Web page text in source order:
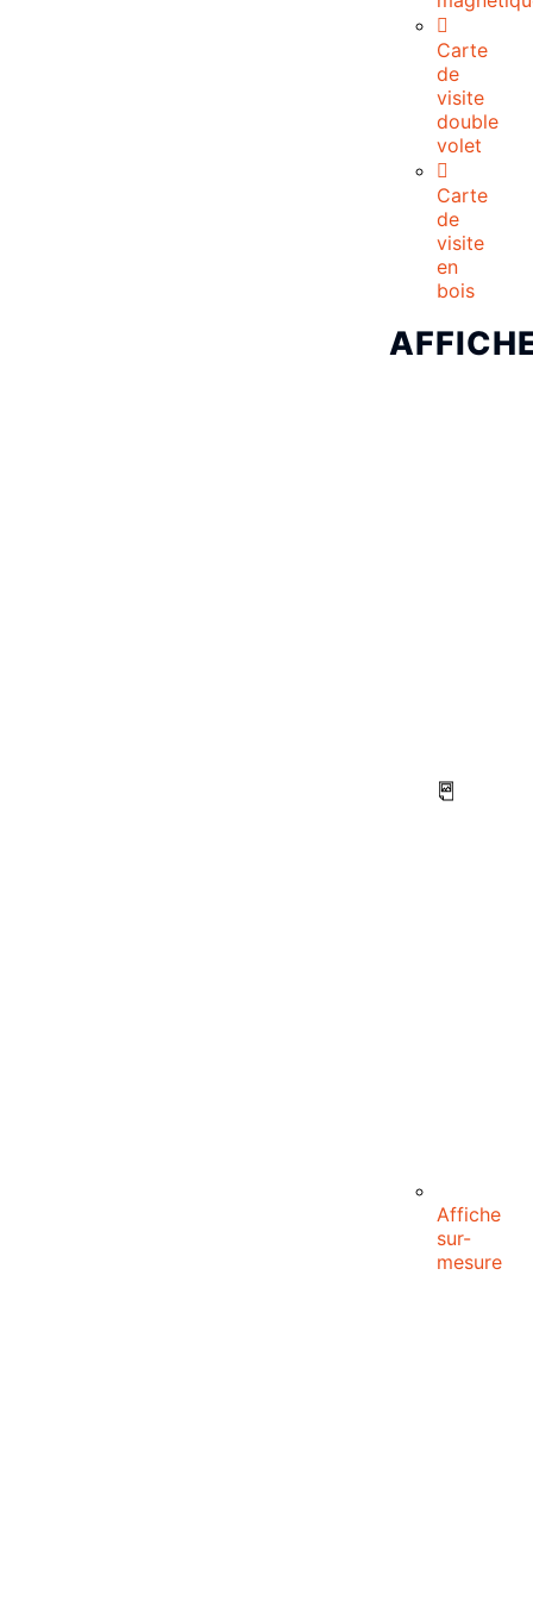
Carte
de
visite
double
volet
Carte
de
visite
en
bois
Affiche
sur-
mesure